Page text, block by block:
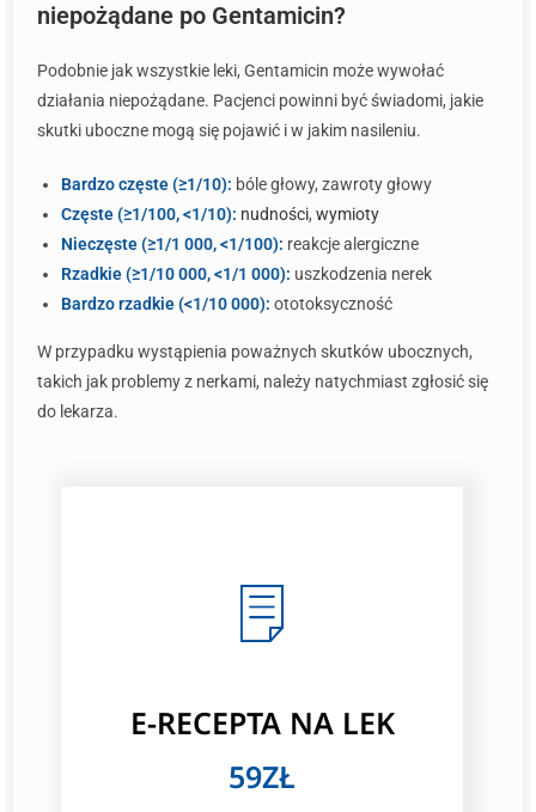
niepożądane po Gentamicin?
Podobnie jak wszystkie leki, Gentamicin może wywołać
działania niepożądane. Pacjenci powinni być świadomi, jakie
skutki uboczne mogą się pojawić i w jakim nasileniu.
Bardzo częste (≥1/10): bóle głowy, zawroty głowy
Częste (≥1/100, <1/10): nudności, wymioty
Nieczęste (≥1/1 000, <1/100): reakcje alergiczne
Rzadkie (≥1/10 000, <1/1 000): uszkodzenia nerek
Bardzo rzadkie (<1/10 000): ototoksyczność
W przypadku wystąpienia poważnych skutków ubocznych,
takich jak problemy z nerkami, należy natychmiast zgłosić się
do lekarza.
E-RECEPTA NA LEK
59ZŁ